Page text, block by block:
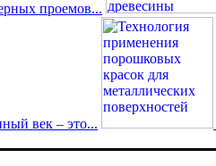
проемов...
век – это...